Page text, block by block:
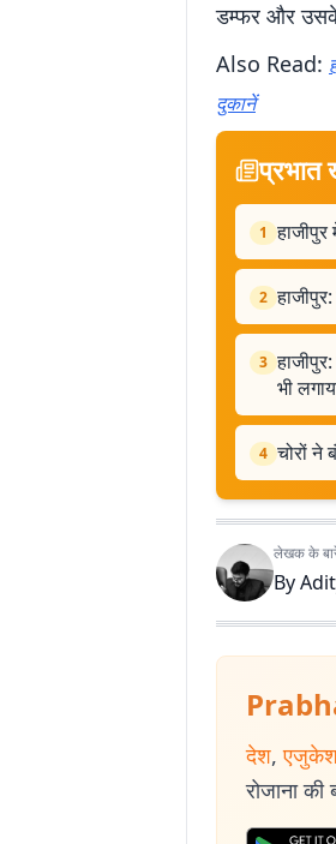
डम्फर और
Also Read:
दुकानें
प्रभात
1
2
3
भी
4 चोरों
लेखक के
By
देश,
रोजाना की